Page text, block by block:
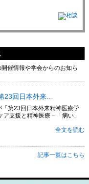
催情報や学会からのお知ら
23回日本外来…
「第23回日本外来精神医療学
支援と精神医療－「病い」
全文を読む
記事一覧はこちら